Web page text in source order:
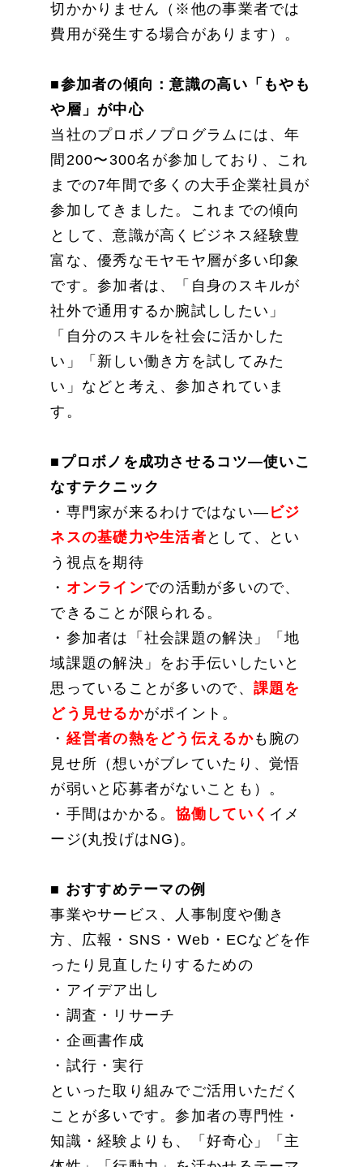
切かかりません（※他の事業者では
費用が発生する場合があります）。
■参加者の傾向：意識の高い「もやも
や層」が中心
当社のプロボノプログラムには、年
間200〜300名が参加しており、これ
までの7年間で多くの大手企業社員が
参加してきました。これまでの傾向
として、意識が高くビジネス経験豊
富な、優秀なモヤモヤ層が多い印象
です。参加者は、「自身のスキルが
社外で通用するか腕試ししたい」
「自分のスキルを社会に活かした
い」「新しい働き方を試してみた
い」などと考え、参加されていま
す。
■プロボノを成功させるコツ―使いこ
なすテクニック
・専門家が来るわけではない― ビジ
ネスの基礎力や生活者 として、とい
う視点を期待
・ オンラインでの活動が多いので、
できることが限られる。
・参加者は「社会課題の解決」「地
域課題の解決」をお手伝いしたいと
思っていることが多いので、 課題を
どう見せるかがポイント。
・ 経営者の熱をどう伝えるかも腕の
見せ所（想いがブレていたり、覚悟
が弱いと応募者がないことも）。
・手間はかかる。 協働していく イメ
ージ(丸投げはNG)。
■ おすすめテーマの例
事業やサービス、人事制度や働き
方、広報・SNS・Web・ECなどを作
ったり見直したりするための
・アイデア出し
・調査・リサーチ
・企画書作成
・試行・実行
といった取り組みでご活用いただく
ことが多いです。参加者の専門性・
知識・経験よりも、「好奇心」「主